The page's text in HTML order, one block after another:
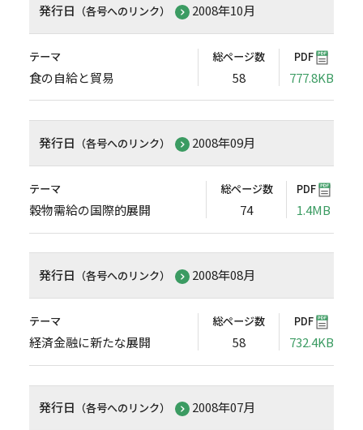
発行日 （各号へのリンク） 2008年10月
テーマ
食の自給と貿易
総ページ数
58
PDF
777.8KB
発行日 （各号へのリンク） 2008年09月
テーマ
穀物需給の国際的展開
総ページ数
74
PDF
1.4MB
発行日 （各号へのリンク） 2008年08月
テーマ
経済金融に新たな展開
総ページ数
58
PDF
732.4KB
発行日 （各号へのリンク） 2008年07月